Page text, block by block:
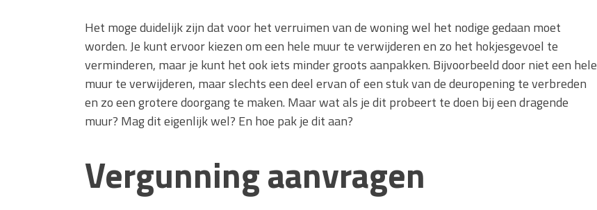
Het moge duidelijk zijn dat voor het verruimen van de woning wel het nodige gedaan moet
worden. Je kunt ervoor kiezen om een hele muur te verwijderen en zo het hokjesgevoel te
verminderen, maar je kunt het ook iets minder groots aanpakken. Bijvoorbeeld door niet een hele
muur te verwijderen, maar slechts een deel ervan of een stuk van de deuropening te verbreden
en zo een grotere doorgang te maken. Maar wat als je dit probeert te doen bij een dragende
muur? Mag dit eigenlijk wel? En hoe pak je dit aan?
Vergunning aanvragen